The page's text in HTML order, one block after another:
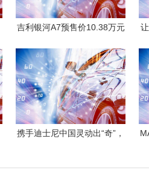
吉利银河A7预售价10.38万元
携手迪士尼中国灵动出“奇”，